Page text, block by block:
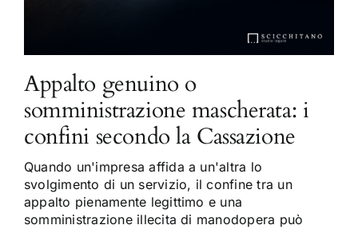
Appalto genuino o
somministrazione mascherata: i
confini secondo la Cassazione
Quando un'impresa affida a un'altra lo
svolgimento di un servizio, il confine tra un
appalto pienamente legittimo e una
somministrazione illecita di manodopera può